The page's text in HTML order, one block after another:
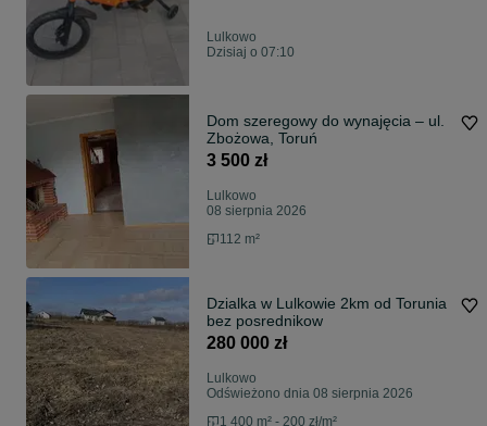
Lulkowo
Dzisiaj o 07:10
Dom szeregowy do wynajęcia – ul.
Zbożowa, Toruń
3 500 zł
Lulkowo
08 sierpnia 2026
112 m²
Dzialka w Lulkowie 2km od Torunia
bez posrednikow
280 000 zł
Lulkowo
Odświeżono dnia 08 sierpnia 2026
1 400 m² - 200 zł/m²